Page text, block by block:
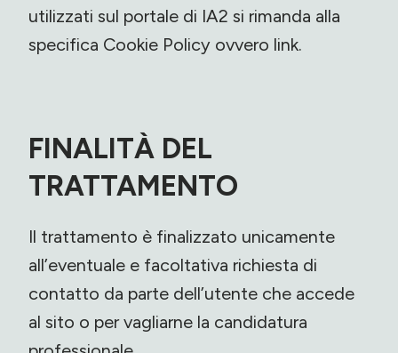
utilizzati sul portale di IA2 si rimanda alla
specifica Cookie Policy ovvero link.
FINALITÀ DEL
TRATTAMENTO
Il trattamento è finalizzato unicamente
all’eventuale e facoltativa richiesta di
contatto da parte dell’utente che accede
al sito o per vagliarne la candidatura